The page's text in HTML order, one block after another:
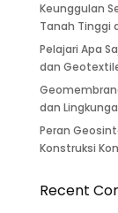
Keunggulan
Tanah Tinggi
Pelajari Apa
dan
dan
Peran
Konstruksi
Recent